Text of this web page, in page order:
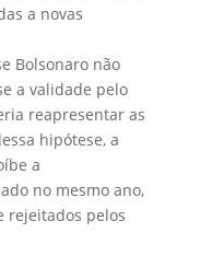
a novas
Bolsonaro não
a validade pelo
reapresentar as
hipótese, a
a
no mesmo ano,
rejeitados pelos